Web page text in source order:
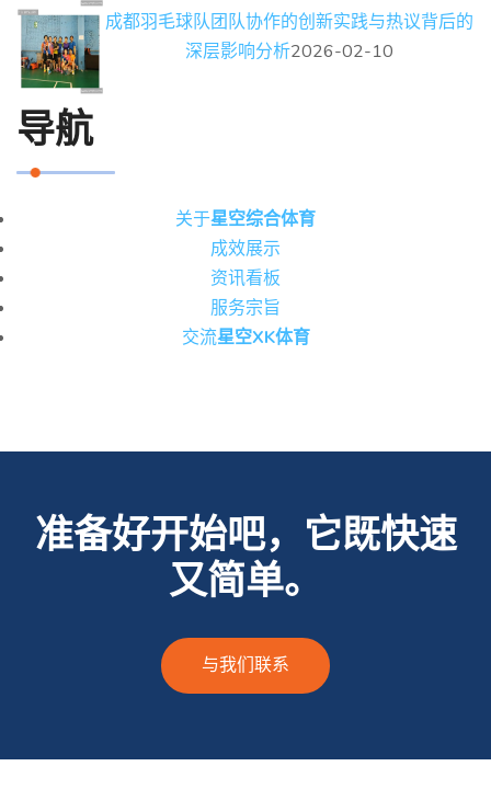
成都羽毛球队团队协作的创新实践与热议背后的
深层影响分析2026-02-10
导航
关于星空综合体育
成效展示
资讯看板
服务宗旨
交流星空XK体育
准备好开始吧，它既快速
又简单。
与我们联系